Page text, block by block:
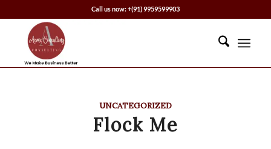
Call us now: +(91) 9959599903
UNCATEGORIZED
Flock Me